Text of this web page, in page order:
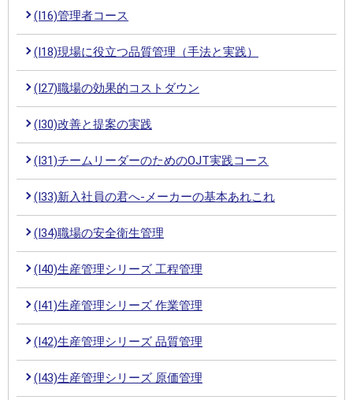
(I16)管理者コース
(I18)現場に役立つ品質管理（手法と実践）
(I27)職場の効果的コストダウン
(I30)改善と提案の実践
(I31)チームリーダーのためのOJT実践コース
(I33)新入社員の君へ-メーカーの基本あれこれ
(I34)職場の安全衛生管理
(I40)生産管理シリーズ 工程管理
(I41)生産管理シリーズ 作業管理
(I42)生産管理シリーズ 品質管理
(I43)生産管理シリーズ 原価管理